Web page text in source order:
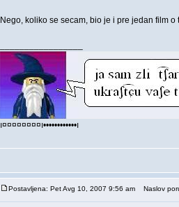
Nego, koliko se secam, bio je i pre jedan film
ı¤¤¤¤¤¤¤¤ı••••••••••••ı
Postavljena: Pet Avg 10, 2007 9:56 am Naslov